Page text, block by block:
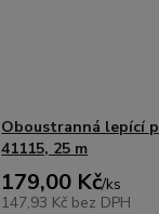
Oboustranná lepící
41115, 25 m
179,00 Kč/ks
147,93 Kč bez DPH